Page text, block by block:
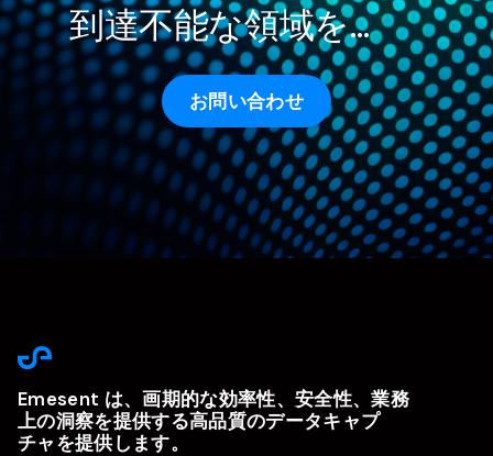
到達不能な領域を…
お問い合わせ
Emesent は、画期的な効率性、安全性、業務
上の洞察を提供する高品質のデータキャプ
チャを提供します。